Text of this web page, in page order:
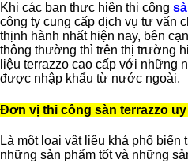
Khi các bạn thực hiện thi công
công ty cung cấp dịch vụ tư vấn
thịnh hành nhất hiện nay, bên
thông thường thì trên thị trường
liệu terrazzo cao cấp với những
được nhập khẩu từ nước ngoài.
Đơn vị thi công sàn terrazzo uy
Là một loại vật liệu khá phổ biến
những sản phẩm tốt và những